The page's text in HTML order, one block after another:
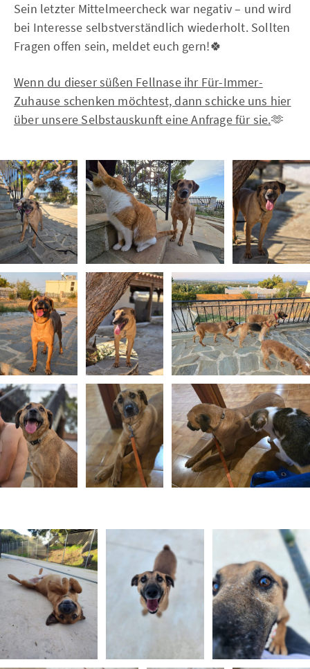
Sein letzter Mittelmeercheck war negativ – und wird
bei Interesse selbstverständlich wiederholt. Sollten
Fragen offen sein, meldet euch gern!🍀
Wenn du dieser süßen Fellnase ihr Für-Immer-
Zuhause schenken möchtest, dann schicke uns hier
über unsere Selbstauskunft eine Anfrage für sie.🫶